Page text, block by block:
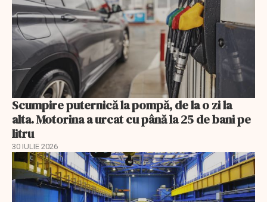
Scumpire puternică la pompă, de la o zi la
alta. Motorina a urcat cu până la 25 de bani pe
litru
30 IULIE 2026